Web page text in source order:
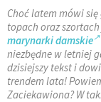
Choć latem mówi
topach oraz
marynarki damskie
niezbędne w letniej
dzisiejszy tekst i
trendem lata!
Zaciekawiona? W